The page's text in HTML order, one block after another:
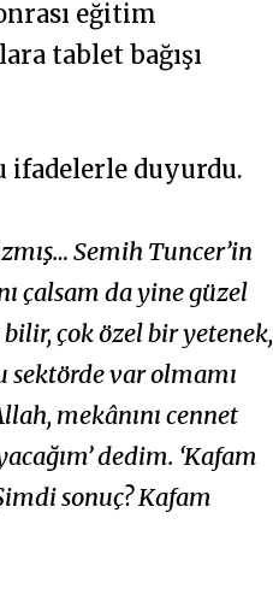
eğitim
tablet bağışı
ifadelerle duyurdu.
Semih Tuncer’in
çalsam da yine güzel
çok özel bir yetenek,
sektörde var olmamı
mekânını cennet
dedim. ‘Kafam
sonuç? Kafam